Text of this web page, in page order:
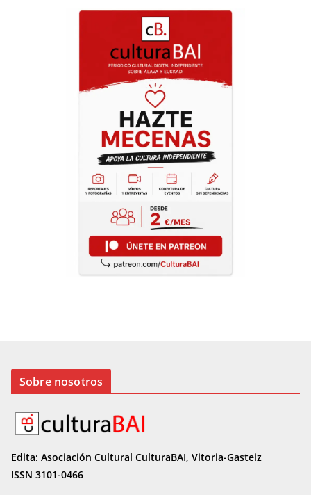
Sobre nosotros
Edita: Asociación Cultural CulturaBAI, Vitoria-Gasteiz
ISSN 3101-0466